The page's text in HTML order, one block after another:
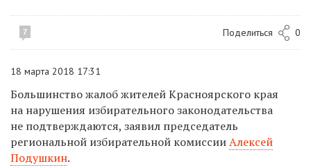
7 Поделиться 0
18 марта 2018 17:31
Большинство жалоб жителей Красноярского края
на нарушения избирательного законодательства
не подтверждаются, заявил председатель
региональной избирательной комиссииАлексей
Подушкин.